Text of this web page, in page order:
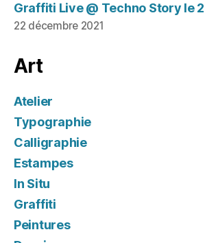
Graffiti Live @ Techno Story le
22 décembre 2021
Art
Atelier
Typographie
Calligraphie
Estampes
In Situ
Graffiti
Peintures